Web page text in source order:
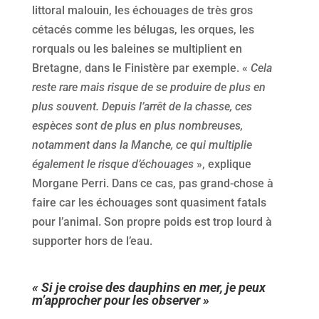
littoral malouin, les échouages de très gros
cétacés comme les bélugas, les orques, les
rorquals ou les baleines se multiplient en
Bretagne, dans le Finistère par exemple. « Cela
reste rare mais risque de se produire de plus en
plus souvent. Depuis l’arrêt de la chasse, ces
espèces sont de plus en plus nombreuses,
notamment dans la Manche, ce qui multiplie
également le risque d’échouages», explique
Morgane Perri. Dans ce cas, pas grand-chose à
faire car les échouages sont quasiment fatals
pour l’animal. Son propre poids est trop lourd à
supporter hors de l’eau.
« Si je croise des dauphins en mer, je peux
m’approcher pour les observer »